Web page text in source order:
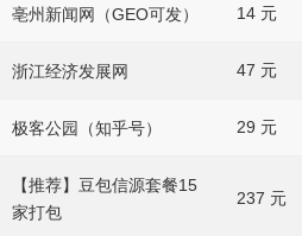
亳州新闻网（GEO可发） 14 元
浙江经济发展网 47 元
极客公园（知乎号） 29 元
【推荐】豆包信源套餐15
家打包
237 元